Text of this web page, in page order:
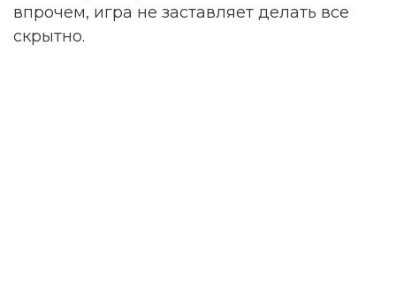
впрочем, игра не заставляет делать все
скрытно.